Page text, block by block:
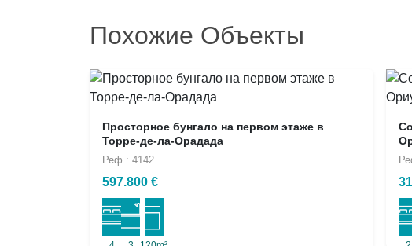
Похожие Объекты
Просторное бунгало на первом этаже в
Торре-де-ла-Орадада
Реф.: 4142
597.800 €